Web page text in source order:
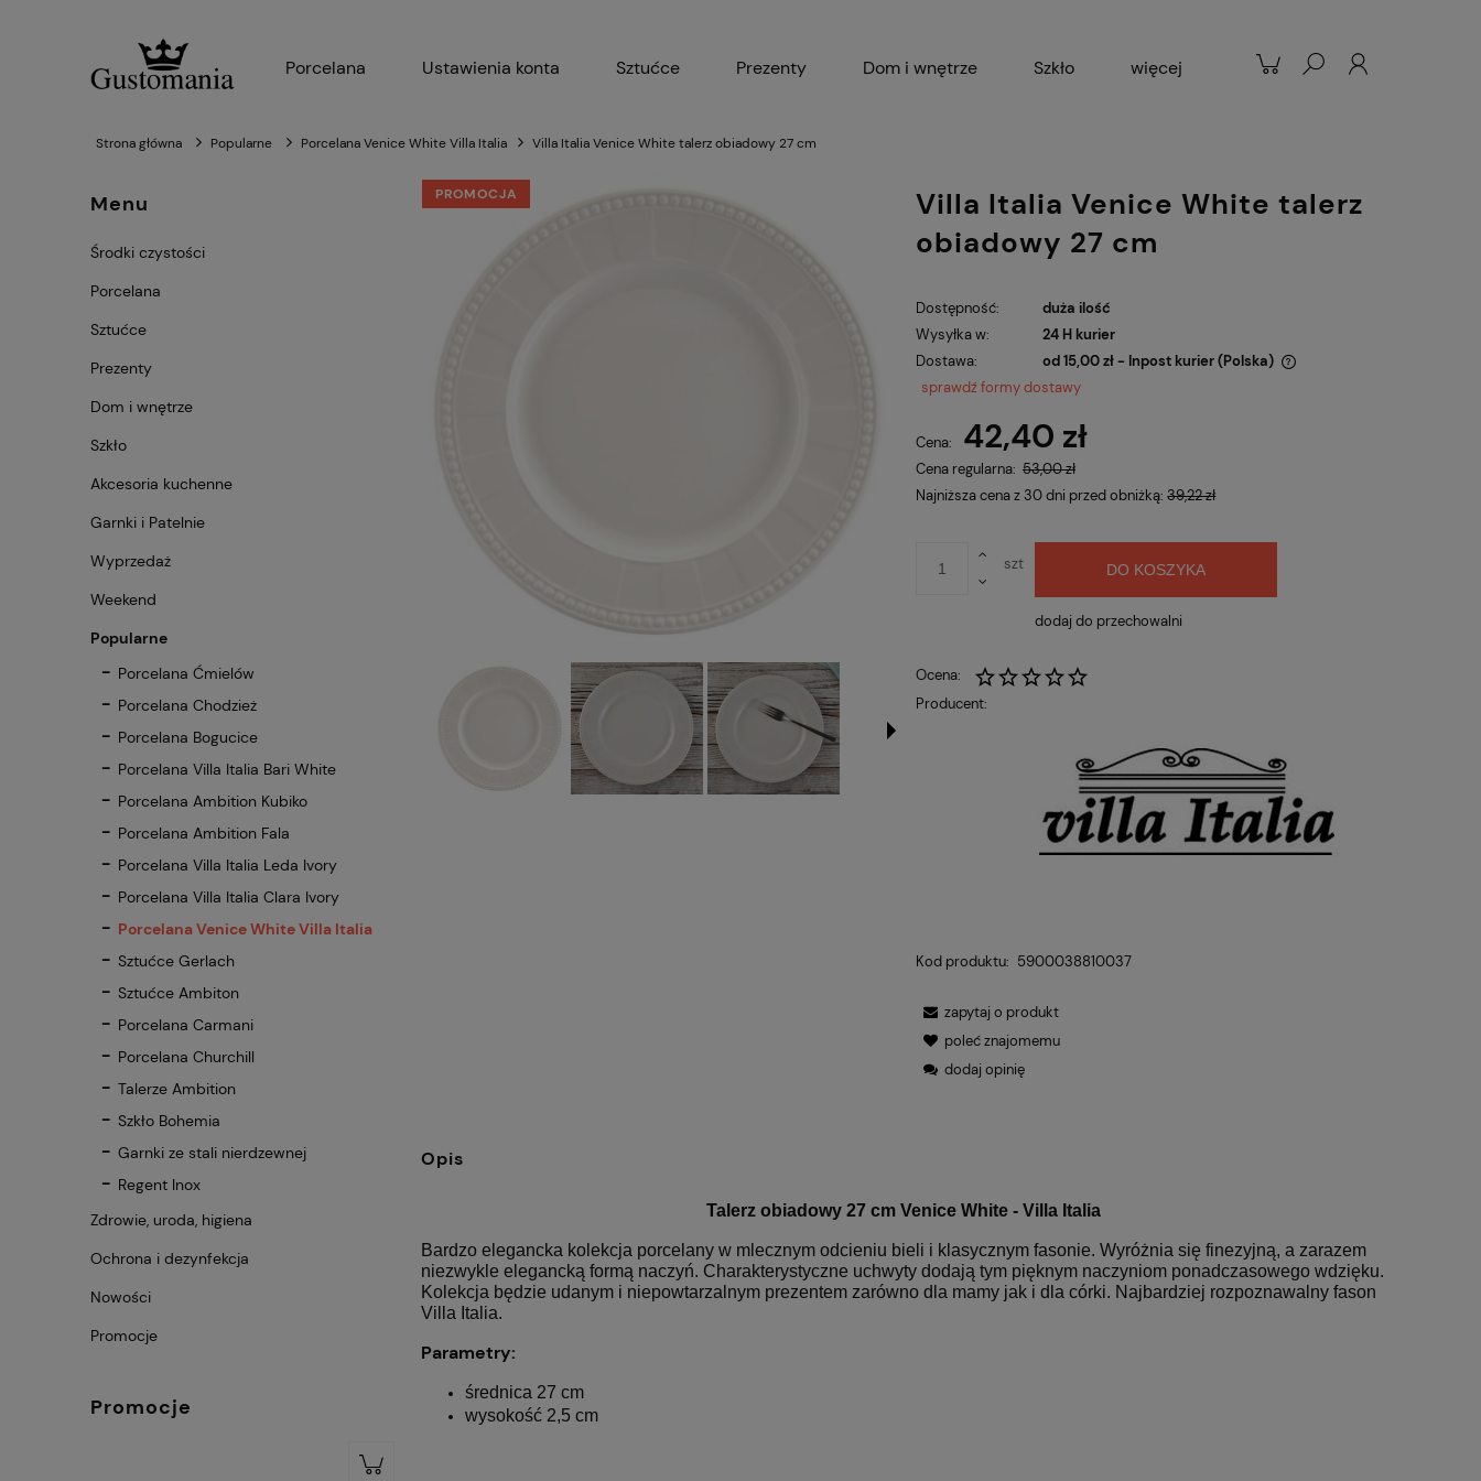
Porcelana Ustawienia konta Sztućce Prezenty Dom i wnętrze Szkło więcej
Strona główna Popularne Porcelana Venice White Villa Italia Villa Italia Venice White talerz obiadowy 27 cm
Menu
Środki czystości
Porcelana
Sztućce
Prezenty
Dom i wnętrze
Szkło
Akcesoria kuchenne
Garnki i Patelnie
Wyprzedaż
Weekend
Popularne
Porcelana Ćmielów
Porcelana Chodzież
Porcelana Bogucice
Porcelana Villa Italia Bari White
Porcelana Ambition Kubiko
Porcelana Ambition Fala
Porcelana Villa Italia Leda Ivory
Porcelana Villa Italia Clara Ivory
Porcelana Venice White Villa Italia
Sztućce Gerlach
Sztućce Ambiton
Porcelana Carmani
Porcelana Churchill
Talerze Ambition
Szkło Bohemia
Garnki ze stali nierdzewnej
Regent Inox
Zdrowie, uroda, higiena
Ochrona i dezynfekcja
Nowości
Promocje
Promocje
PROMOCJA
Villa Italia Venice White talerz
obiadowy 27 cm
Dostępność:
duża ilość
Wysyłka w:
24 H kurier
Dostawa:
od 15,00 zł - Inpost kurier (Polska)
płatności
sprawdź formy dostawy
Cena: 42,40 zł
Cena regularna: 53,00 zł
Najniższa cena z 30 dni przed obniżką:39,22 zł
szt DO KOSZYKA
dodaj do przechowalni
Ocena:
Producent:
Kod produktu: 5900038810037
zapytaj o produkt
poleć znajomemu
dodaj opinię
Opis
Talerz obiadowy 27 cm Venice White - Villa Italia
Bardzo elegancka kolekcja porcelany w mlecznym odcieniu bieli i klasycznym fasonie. Wyróżnia się finezyjną, a zarazem
niezwykle elegancką formą naczyń. Charakterystyczne uchwyty dodają tym pięknym naczyniom ponadczasowego wdzięku.
Kolekcja będzie udanym i niepowtarzalnym prezentem zarówno dla mamy jak i dla córki. Najbardziej rozpoznawalny fason
Villa Italia.
Parametry:
średnica 27 cm
wysokość 2,5 cm